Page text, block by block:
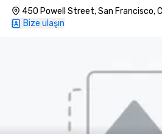
450 Powell Street, San Francisco,
Bize ulaşın